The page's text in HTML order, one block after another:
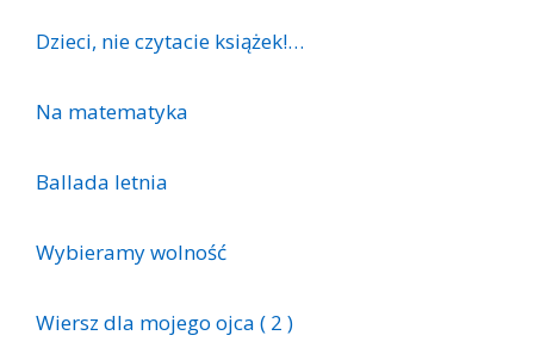
Dzieci, nie czytacie książek!…
Na matematyka
Ballada letnia
Wybieramy wolność
Wiersz dla mojego ojca ( 2 )